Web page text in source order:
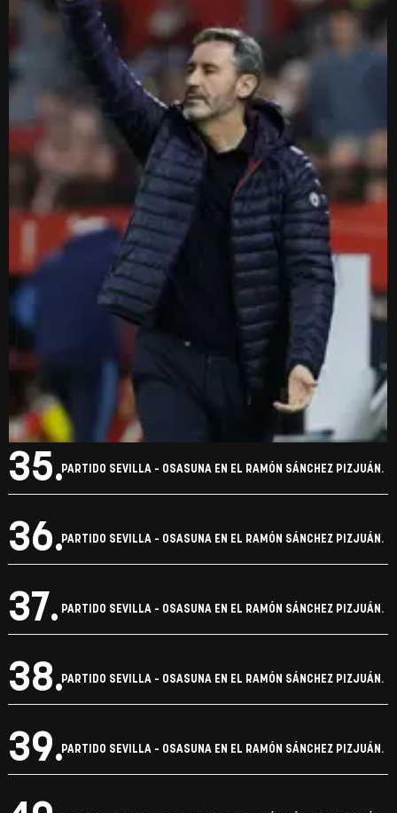
34. PARTIDO SEVILLA - OSASUNA EN EL RAMÓN SÁNCHEZ PIZJUÁN.